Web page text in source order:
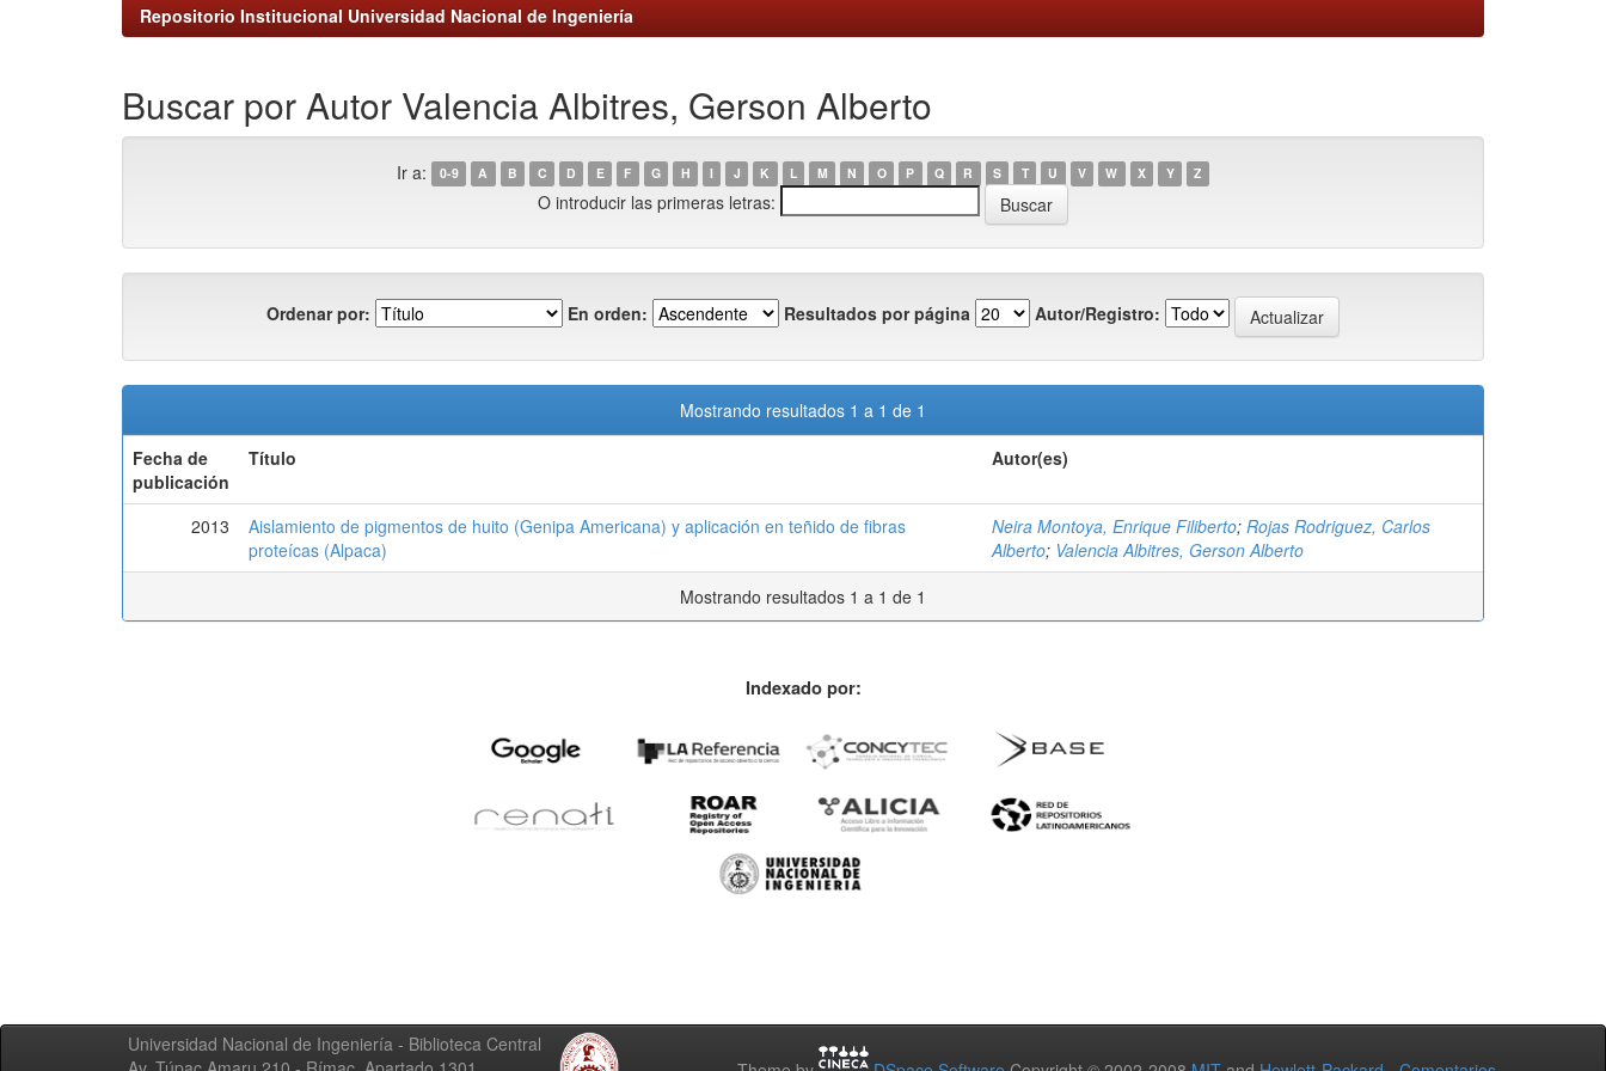
Repositorio Institucional Universidad Nacional de Ingeniería
Buscar por Autor Valencia Albitres, Gerson Alberto
Ir a: 0-9 A B C D E F G H I J K L M N O P Q R S T U V W X Y Z
O introducir las primeras letras:
Ordenar por: En orden: Resultados por página Autor/Registro:
Mostrando resultados 1 a 1 de 1
Fecha de
publicación
Título Autor(es)
2013
Aislamiento de pigmentos de huito (Genipa Americana) y aplicación en teñido de fibras
proteícas (Alpaca)
Neira Montoya, Enrique Filiberto; Rojas Rodriguez, Carlos
Alberto; Valencia Albitres, Gerson Alberto
Mostrando resultados 1 a 1 de 1
Indexado por:
Universidad Nacional de Ingeniería - Biblioteca Central